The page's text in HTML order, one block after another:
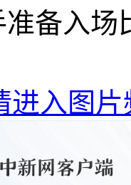
备入场
进入图片